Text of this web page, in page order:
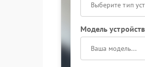
Выберите тип
Модель